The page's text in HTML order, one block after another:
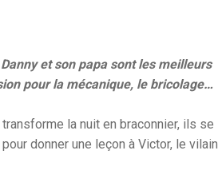
Danny et son papa sont les meilleurs
pour la mécanique, le bricolage…
la nuit en braconnier, ils se
donner une leçon à Victor, le vilain